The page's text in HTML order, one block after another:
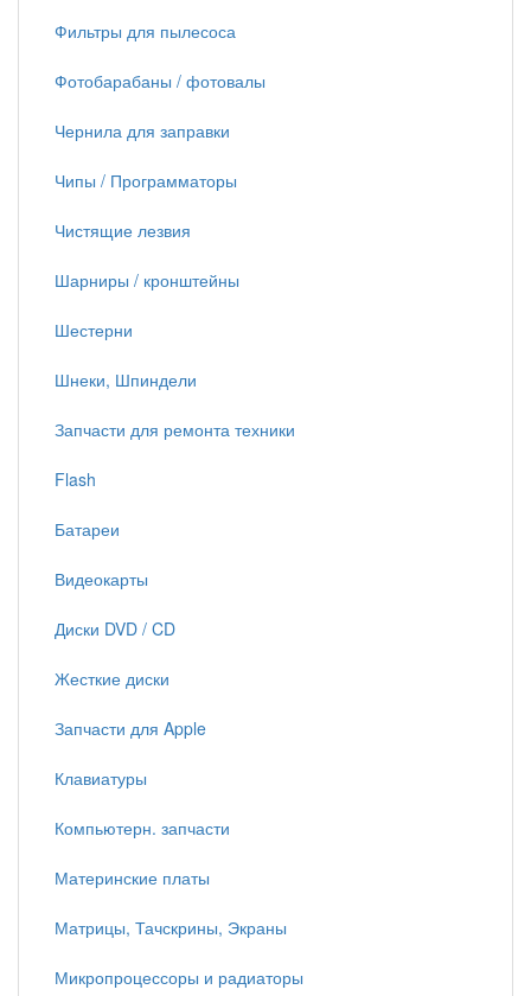
Фильтры для пылесоса
Фотобарабаны / фотовалы
Чернила для заправки
Чипы / Программаторы
Чистящие лезвия
Шарниры / кронштейны
Шестерни
Шнеки, Шпиндели
Запчасти для ремонта техники
Flash
Батареи
Видеокарты
Диски DVD / CD
Жесткие диски
Запчасти для Apple
Клавиатуры
Компьютерн. запчасти
Материнские платы
Матрицы, Тачскрины, Экраны
Микропроцессоры и радиаторы